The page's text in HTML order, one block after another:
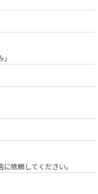
依頼してください。